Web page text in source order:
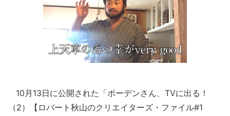
10月13日に公開された「ボーデンさん、TVに出る！
（2）【ロバート秋山のクリエイターズ・ファイル#1